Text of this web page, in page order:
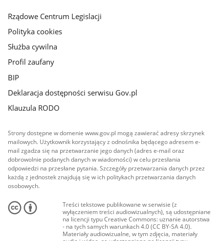
Rządowe Centrum Legislacji
Polityka cookies
Służba cywilna
Profil zaufany
BIP
Deklaracja dostępności serwisu Gov.pl
Klauzula RODO
Strony dostępne w domenie www.gov.pl mogą zawierać adresy skrzynek
mailowych. Użytkownik korzystający z odnośnika będącego adresem e-
mail zgadza się na przetwarzanie jego danych (adres e-mail oraz
dobrowolnie podanych danych w wiadomości) w celu przesłania
odpowiedzi na przesłane pytania. Szczegóły przetwarzania danych przez
każdą z jednostek znajdują się w ich politykach przetwarzania danych
osobowych.
Treści tekstowe publikowane w serwisie (z
wyłączeniem treści audiowizualnych), są udostępniane
na licencji typu Creative Commons: uznanie autorstwa
- na tych samych warunkach 4.0 (CC BY-SA 4.0).
Materiały audiowizualne, w tym zdjęcia, materiały